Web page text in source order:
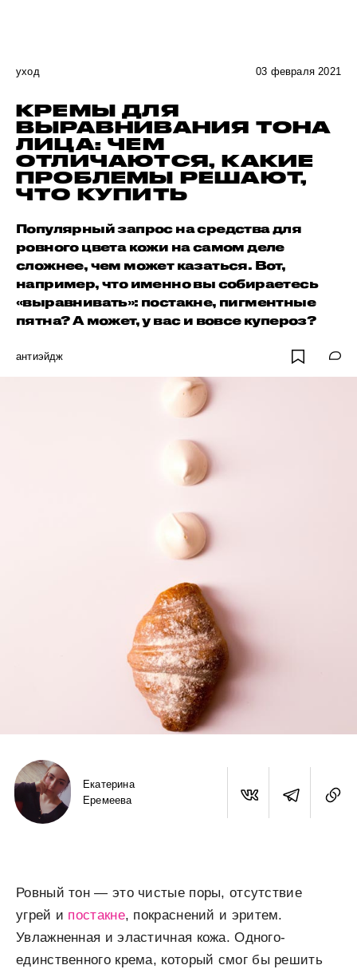
уход 03 февраля 2021
КРЕМЫ ДЛЯ
ВЫРАВНИВАНИЯ ТОНА
ЛИЦА: ЧЕМ
ОТЛИЧАЮТСЯ, КАКИЕ
ПРОБЛЕМЫ РЕШАЮТ,
ЧТО КУПИТЬ
Популярный запрос на средства для
ровного цвета кожи на самом деле
сложнее, чем может казаться. Вот,
например, что именно вы собираетесь
«выравнивать»: постакне, пигментные
пятна? А может, у вас и вовсе купероз?
антиэйдж
Екатерина
Еремеева
Ровный тон — это чистые поры, отсутствие
угрей и постакне, покраснений и эритем.
Увлажненная и эластичная кожа. Одного-
единственного крема, который смог бы решить